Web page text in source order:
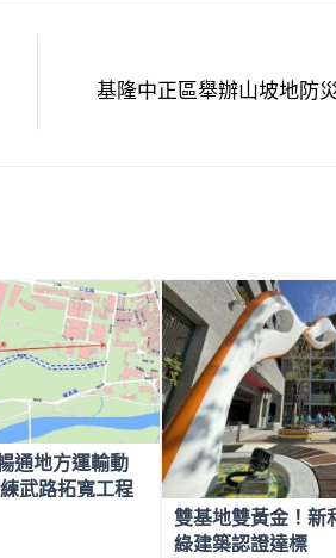
基隆中正區舉辦山坡地
通地方運輸動
武路拓寬工程
雙基地雙黃金！新
綠建築認證達標